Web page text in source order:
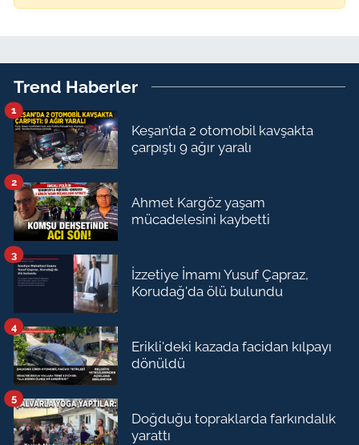
Trend Haberler
Keşan’da 2 otomobil kavşakta
çarpıştı 9 ağır yaralı
1
Ahmet Kargöz yaşam
mücadelesini kaybetti
2
İzzetiye İmamı Yusuf Çapraz,
Korudağ'da ölü bulundu
3
Erikli'deki kazada facidan kılpayı
dönüldü
4
Doğduğu topraklarda farkındalık
yarattı
5